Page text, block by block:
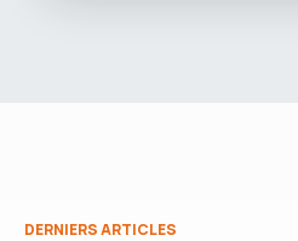
DERNIERS ARTICLES